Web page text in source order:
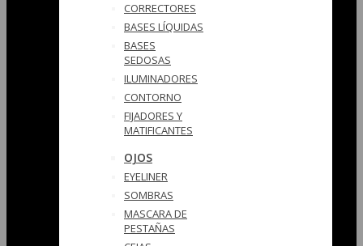
CORRECTORES
BASES LÍQUIDAS
BASES
SEDOSAS
ILUMINADORES
CONTORNO
FIJADORES Y
MATIFICANTES
OJOS
EYELINER
SOMBRAS
MASCARA DE
PESTAÑAS